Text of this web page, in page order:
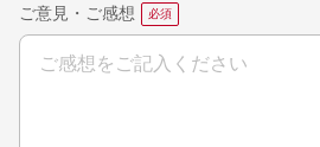
ご意見・ご感想